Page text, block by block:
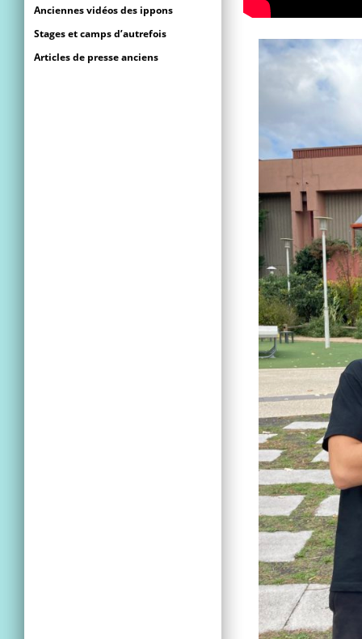
Anciennes vidéos des ippons
Stages et camps d’autrefois
Articles de presse anciens